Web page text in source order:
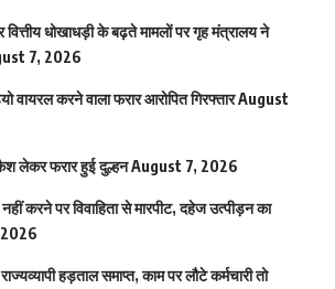
धोखाधड़ी के बढ़ते मामलों पर गृह मंत्रालय ने
7, 2026
वायरल करने वाला फरार आरोपित गिरफ्तारAugust
लेकर फरार हुई दुल्हनAugust 7, 2026
करने पर विवाहिता से मारपीट, दहेज उत्पीड़न का
हड़ताल समाप्त, काम पर लौटे कर्मचारी तो